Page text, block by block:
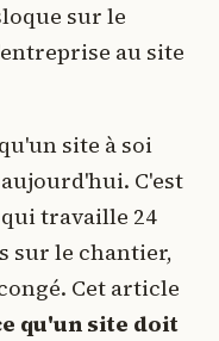
sur le
au site
site à soi
C'est
travaille 24
sur le chantier,
Cet article
qu'un site doit